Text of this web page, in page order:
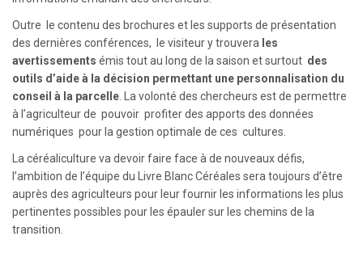
Outre le contenu des brochures et les supports de présentation
des dernières conférences, le visiteur y trouvera les
avertissements émis tout au long de la saison et surtout des
outils d’aide à la décision permettant une personnalisation du
conseil à la parcelle . La volonté des chercheurs est de permettre
à l’agriculteur de pouvoir profiter des apports des données
numériques pour la gestion optimale de ces cultures.
La céréaliculture va devoir faire face à de nouveaux défis,
l’ambition de l’équipe du Livre Blanc Céréales sera toujours d’être
auprès des agriculteurs pour leur fournir les informations les plus
pertinentes possibles pour les épauler sur les chemins de la
transition.